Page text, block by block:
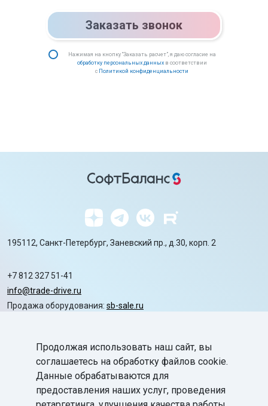
Заказать звонок
Нажимая на кнопку “Заказать расчет”, я даю согласие на
обработку персональных данныхв соответствии
с Политикой конфиденциальности
195112, Санкт-Петербург, Заневский пр., д.30, корп. 2
+7 812 327 51-41
info@trade-drive.ru
Продажа оборудования: sb-sale.ru
Автоматизацияchevron_right
Маркировкаchevron_right
Продолжая использовать наш сайт, вы
соглашаетесь на обработку файлов cookie.
Данные обрабатываются для
предоставления наших услуг, проведения